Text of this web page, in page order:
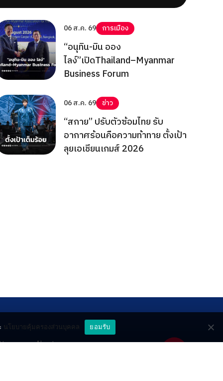
06 ส.ค. 69 การเมือง
“อนุทิน-มิน ออง
ไลง์”เปิดThailand–Myanmar
Business Forum
06 ส.ค. 69 ข่าว
“สกาย” ปรับตัวซ้อมไทย รับ
อากาศร้อนคือความท้าทาย ตั้งเป้า
ลุยเอเชียนเกมส์ 2026
About
นโยบายคุ้มครองส่วนบุคคล ยอมรับ